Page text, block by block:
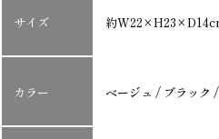
サイズ 約
カラー ベージュ / ブラック